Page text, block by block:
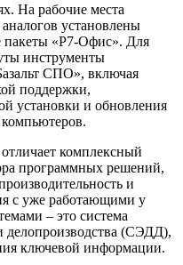
На рабочие места
установлены
пакеты «Р7-Офис». Для
инструменты
СПО», включая
поддержки,
установки и обновления
комплексный
программных решений,
и
с уже работающими у
– это система
делопроизводства (СЭДД),
ключевой информации.